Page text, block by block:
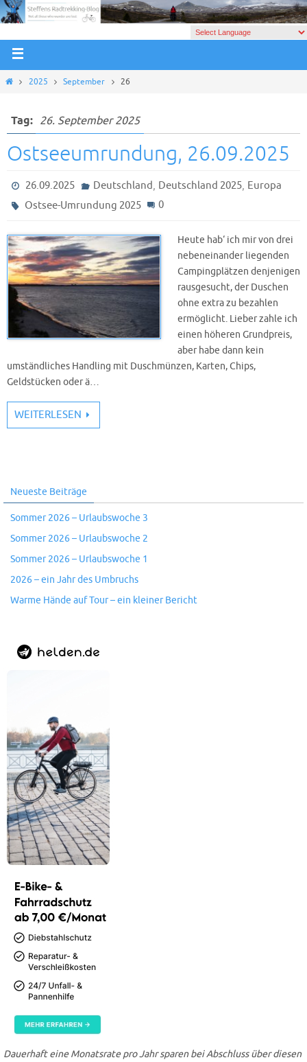
2025 September 26
Tag: 26. September 2025
Ostseeumrundung, 26.09.2025
26.09.2025 Deutschland, Deutschland 2025, Europa
Ostsee-Umrundung 2025
0
Heute hab‘ ich mir von drei
nebeneinander liegenden
Campingplätzen denjenigen
rausgesucht, der Duschen
ohne extra zu bezahlen
ermöglicht. Lieber zahle ich
einen höheren Grundpreis,
aber habe dann kein
umständliches Handling mit Duschmünzen, Karten, Chips,
Geldstücken oder ä…
WEITERLESEN
Neueste Beiträge
Sommer 2026 – Urlaubswoche 3
Sommer 2026 – Urlaubswoche 2
Sommer 2026 – Urlaubswoche 1
2026 – ein Jahr des Umbruchs
Warme Hände auf Tour – ein kleiner Bericht
Dauerhaft eine Monatsrate pro Jahr sparen bei Abschluss über diesen